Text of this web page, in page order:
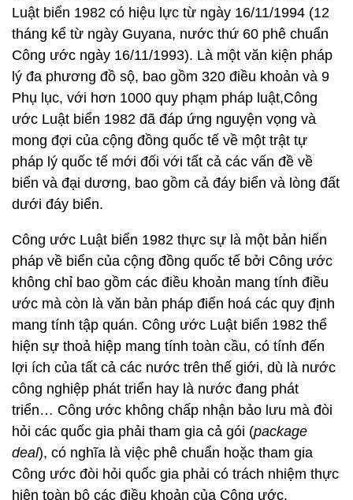
Luật biển 1982 có hiệu lực từ ngày 16/11/1994 (12
tháng kể từ ngày Guyana, nước thứ 60 phê chuẩn
Công ước ngày 16/11/1993). Là một văn kiện pháp
lý đa phương đồ sộ, bao gồm 320 điều khoản và 9
Phụ lục, với hơn 1000 quy phạm pháp luật,Công
ước Luật biển 1982 đã đáp ứng nguyện vọng và
mong đợi của cộng đồng quốc tế về một trật tự
pháp lý quốc tế mới đối với tất cả các vấn đề về
biển và đại dương, bao gồm cả đáy biển và lòng đất
dưới đáy biển.
Công ước Luật biển 1982 thực sự là một bản hiến
pháp về biển của cộng đồng quốc tế bởi Công ước
không chỉ bao gồm các điều khoản mang tính điều
ước mà còn là văn bản pháp điển hoá các quy định
mang tính tập quán. Công ước Luật biển 1982 thể
hiện sự thoả hiệp mang tính toàn cầu, có tính đến
lợi ích của tất cả các nước trên thế giới, dù là nước
công nghiệp phát triển hay là nước đang phát
triển… Công ước không chấp nhận bảo lưu mà đòi
hỏi các quốc gia phải tham gia cả gói (package
deal), có nghĩa là việc phê chuẩn hoặc tham gia
Công ước đòi hỏi quốc gia phải có trách nhiệm thực
hiện toàn bộ các điều khoản của Công ước.